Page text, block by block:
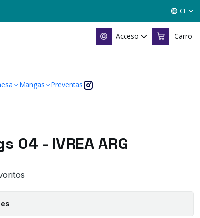
Acceso Carro
Mangas Preventas
CL
04 - IVREA ARG